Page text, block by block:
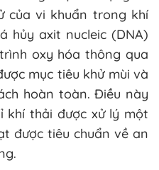
của vi khuẩn trong khí
hủy axit nucleic (DNA)
oxy hóa thông qua
mục tiêu khử mùi và
hoàn toàn. Điều này
khí thải được xử lý một
được tiêu chuẩn về an